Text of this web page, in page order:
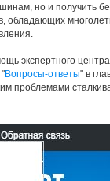
но и получить
обладающих
экспертного
Вопросы-ответы" в
проблемами